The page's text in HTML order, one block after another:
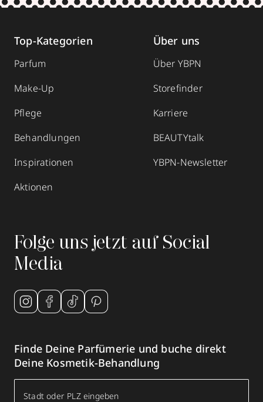
Top-Kategorien
Parfum
Make-Up
Pflege
Behandlungen
Inspirationen
Aktionen
Über uns
Über YBPN
Storefinder
Karriere
BEAUTYtalk
YBPN-Newsletter
Folge uns jetzt auf Social
Media
Finde Deine Parfümerie und buche direkt
Deine Kosmetik-Behandlung